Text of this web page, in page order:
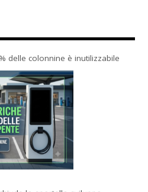
delle colonnine è inutilizzabile